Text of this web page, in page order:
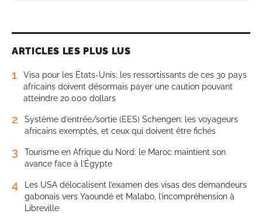
ARTICLES LES PLUS LUS
1
Visa pour les États-Unis: les ressortissants de ces 30 pays
africains doivent désormais payer une caution pouvant
atteindre 20.000 dollars
2
Système d’entrée/sortie (EES) Schengen: les voyageurs
africains exemptés, et ceux qui doivent être fichés
3
Tourisme en Afrique du Nord: le Maroc maintient son
avance face à l’Égypte
4
Les USA délocalisent l’examen des visas des demandeurs
gabonais vers Yaoundé et Malabo, l’incompréhension à
Libreville